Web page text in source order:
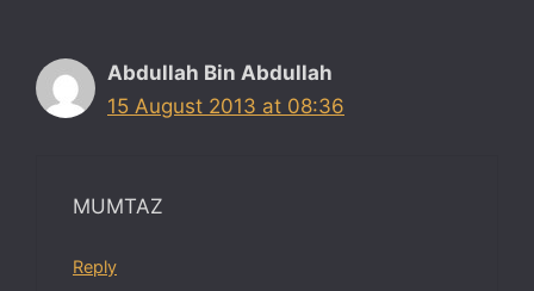
Abdullah Bin Abdullah
15 August 2013 at 08:36
MUMTAZ
Reply